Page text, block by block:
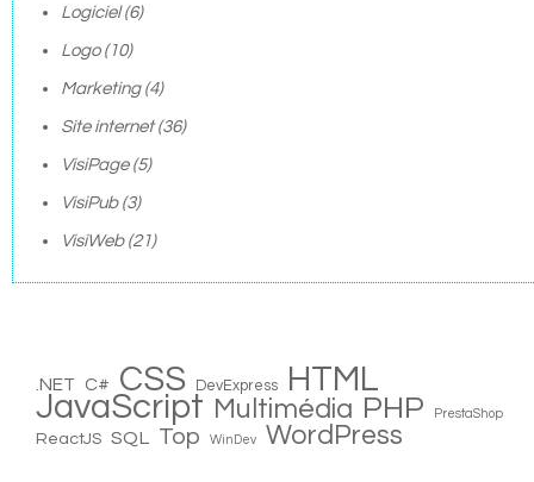
Logiciel(6)
Logo(10)
Marketing(4)
Site internet(36)
VisiPage(5)
VisiPub(3)
VisiWeb(21)
.NET C# CSS DevExpress HTML
JavaScript Multimédia PHP PrestaShop
ReactJS SQL Top WinDev WordPress